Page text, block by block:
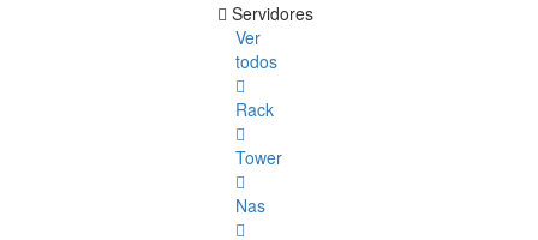
Servidores
Ver
todos
Rack
Tower
Nas